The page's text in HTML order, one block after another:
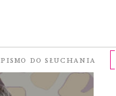
PISMO DO SŁUCHANIA